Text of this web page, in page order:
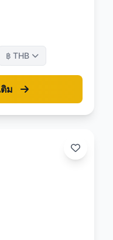
฿ THB
ติม